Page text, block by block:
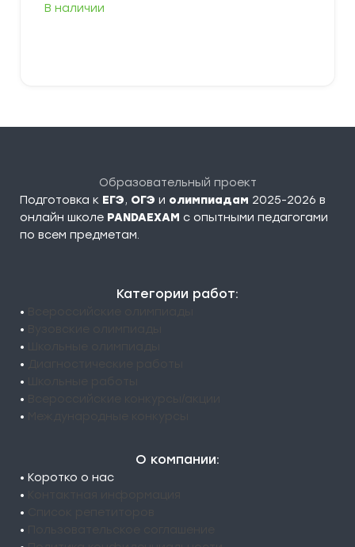
В наличии
Образовательный проект
Подготовка к ЕГЭ, ОГЭ и олимпиадам 2025-2026 в
онлайн школе PANDAEXAM c опытными педагогами
по всем предметам.
Категории работ:
•
•
•
•
•
•
•
О компании:
• Коротко о нас
•
•
•